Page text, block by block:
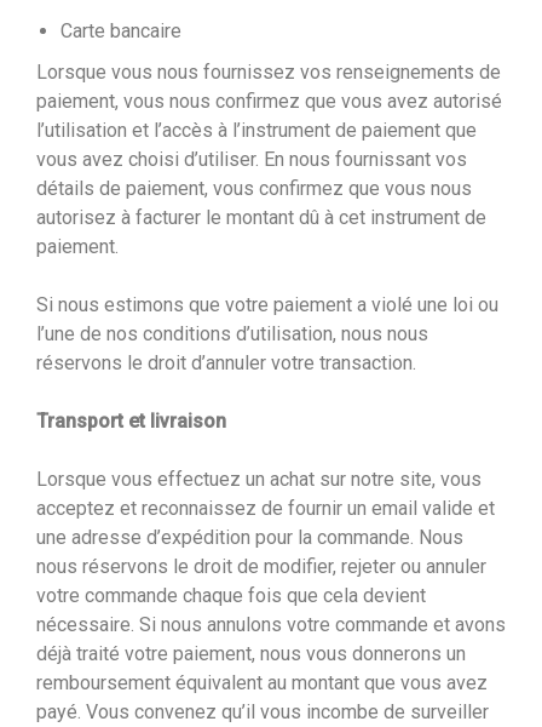
Carte bancaire
Lorsque vous nous fournissez vos renseignements de
paiement, vous nous confirmez que vous avez autorisé
l’utilisation et l’accès à l’instrument de paiement que
vous avez choisi d’utiliser. En nous fournissant vos
détails de paiement, vous confirmez que vous nous
autorisez à facturer le montant dû à cet instrument de
paiement.
Si nous estimons que votre paiement a violé une loi ou
l’une de nos conditions d’utilisation, nous nous
réservons le droit d’annuler votre transaction.
Transport et livraison
Lorsque vous effectuez un achat sur notre site, vous
acceptez et reconnaissez de fournir un email valide et
une adresse d’expédition pour la commande. Nous
nous réservons le droit de modifier, rejeter ou annuler
votre commande chaque fois que cela devient
nécessaire. Si nous annulons votre commande et avons
déjà traité votre paiement, nous vous donnerons un
remboursement équivalent au montant que vous avez
payé. Vous convenez qu’il vous incombe de surveiller